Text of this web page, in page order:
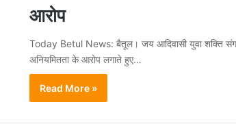
आरोप
Today Betul News: बैतूल। जय आदिवासी युवा शक्ति
अनियमितता के आरोप लगाते हुए…
Read More »